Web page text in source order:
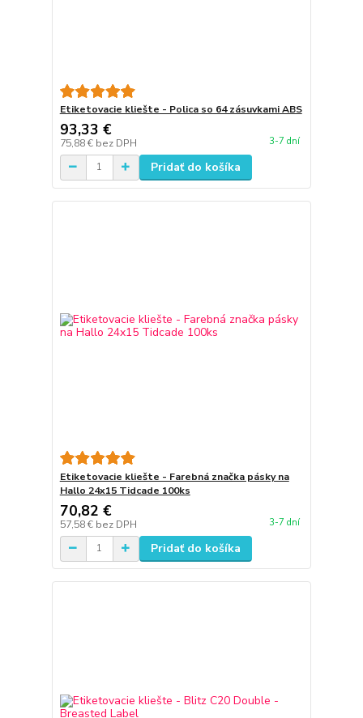
Etiketovacie kliešte - Polica so 64 zásuvkami ABS
93,33 €
75,88 € bez DPH 3-7 dní
Pridať do košíka
Etiketovacie kliešte - Farebná značka pásky na
Hallo 24x15 Tidcade 100ks
70,82 €
57,58 € bez DPH 3-7 dní
Pridať do košíka